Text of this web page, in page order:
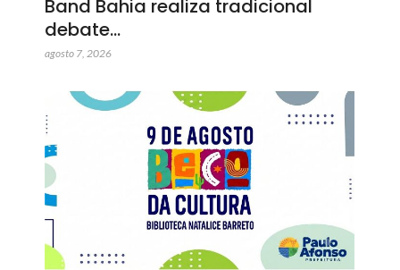
Band Bahia realiza tradicional
debate…
agosto 7, 2026